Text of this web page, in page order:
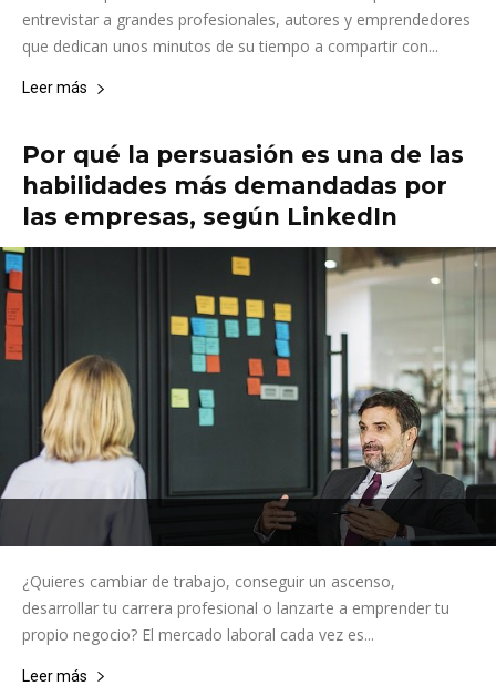
entrevistar a grandes profesionales, autores y emprendedores
que dedican unos minutos de su tiempo a compartir con...
Leer más
Por qué la persuasión es una de las
habilidades más demandadas por
las empresas, según LinkedIn
¿Quieres cambiar de trabajo, conseguir un ascenso,
desarrollar tu carrera profesional o lanzarte a emprender tu
propio negocio? El mercado laboral cada vez es...
Leer más